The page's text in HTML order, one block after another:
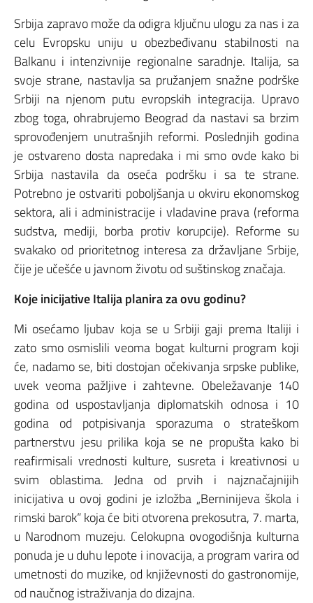
Srbija zapravo može da odigra ključnu ulogu za nas i za
celu Evropsku uniju u obezbeđivanu stabilnosti na
Balkanu i intenzivnije regionalne saradnje. Italija, sa
svoje strane, nastavlja sa pružanjem snažne podrške
Srbiji na njenom putu evropskih integracija. Upravo
zbog toga, ohrabrujemo Beograd da nastavi sa brzim
sprovođenjem unutrašnjih reformi. Poslednjih godina
je ostvareno dosta napredaka i mi smo ovde kako bi
Srbija nastavila da oseća podršku i sa te strane.
Potrebno je ostvariti poboljšanja u okviru ekonomskog
sektora, ali i administracije i vladavine prava (reforma
sudstva, mediji, borba protiv korupcije). Reforme su
svakako od prioritetnog interesa za državljane Srbije,
čije je učešće u javnom životu od suštinskog značaja.
Koje inicijative Italija planira za ovu godinu?
Mi osećamo ljubav koja se u Srbiji gaji prema Italiji i
zato smo osmislili veoma bogat kulturni program koji
će, nadamo se, biti dostojan očekivanja srpske publike,
uvek veoma pažljive i zahtevne. Obeležavanje 140
godina od uspostavljanja diplomatskih odnosa i 10
godina od potpisivanja sporazuma o strateškom
partnerstvu jesu prilika koja se ne propušta kako bi
reafirmisali vrednosti kulture, susreta i kreativnosi u
svim oblastima. Jedna od prvih i najznačajnijih
inicijativa u ovoj godini je izložba „Berninijeva škola i
rimski barok“ koja će biti otvorena prekosutra, 7. marta,
u Narodnom muzeju. Celokupna ovogodišnja kulturna
ponuda je u duhu lepote i inovacija, a program varira od
umetnosti do muzike, od književnosti do gastronomije,
od naučnog istraživanja do dizajna.